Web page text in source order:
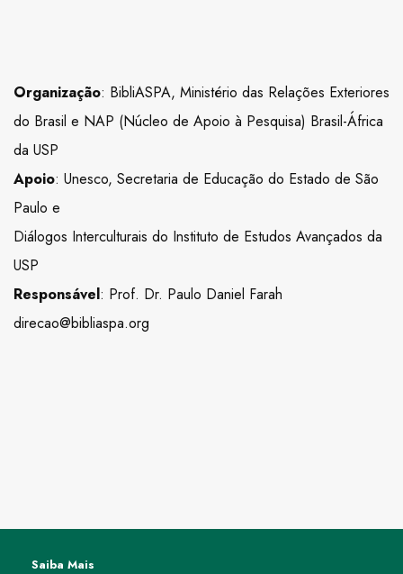
Organização: BibliASPA, Ministério das Relações Exteriores
do Brasil e NAP (Núcleo de Apoio à Pesquisa) Brasil-África
da USP
Apoio: Unesco, Secretaria de Educação do Estado de São
Paulo e
Diálogos Interculturais do Instituto de Estudos Avançados da
USP
Responsável: Prof. Dr. Paulo Daniel Farah
direcao@bibliaspa.org
Saiba Mais